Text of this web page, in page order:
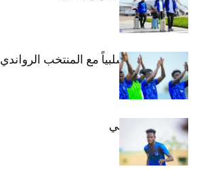
الهلال يتعادل سلبياً مع المنتخب الرواندي
إعدادياً
كنن يصل كيجالي